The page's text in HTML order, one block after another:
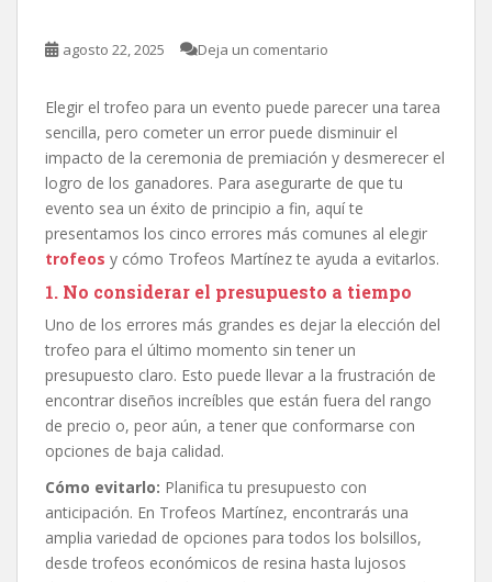
agosto 22, 2025 Deja un comentario
Elegir el trofeo para un evento puede parecer una tarea
sencilla, pero cometer un error puede disminuir el
impacto de la ceremonia de premiación y desmerecer el
logro de los ganadores. Para asegurarte de que tu
evento sea un éxito de principio a fin, aquí te
presentamos los cinco errores más comunes al elegir
trofeos y cómo Trofeos Martínez te ayuda a evitarlos.
1. No considerar el presupuesto a tiempo
Uno de los errores más grandes es dejar la elección del
trofeo para el último momento sin tener un
presupuesto claro. Esto puede llevar a la frustración de
encontrar diseños increíbles que están fuera del rango
de precio o, peor aún, a tener que conformarse con
opciones de baja calidad.
Cómo evitarlo: Planifica tu presupuesto con
anticipación. En Trofeos Martínez, encontrarás una
amplia variedad de opciones para todos los bolsillos,
desde trofeos económicos de resina hasta lujosos